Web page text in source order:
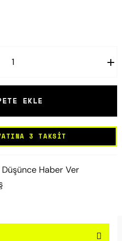
EKLE
3 TAKSIT
Düşünce Haber Ver